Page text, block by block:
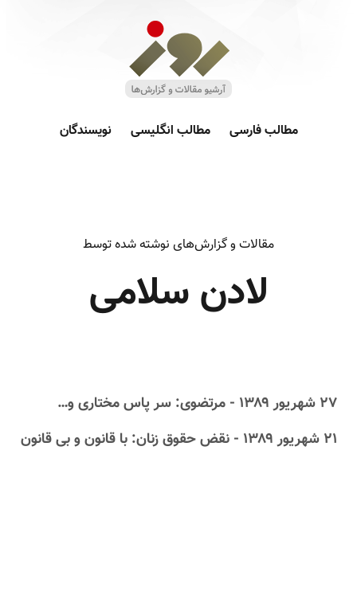
مطالب فارسی مطالب انگلیسی نویسندگان
مقالات و گزارش‌های نوشته شده توسط
لادن سلامی
۲۷ شهریور ۱۳۸۹ - مرتضوی: سر پاس مختاری و…
۲۱ شهریور ۱۳۸۹ - نقض حقوق زنان: با قانون و بی قانون